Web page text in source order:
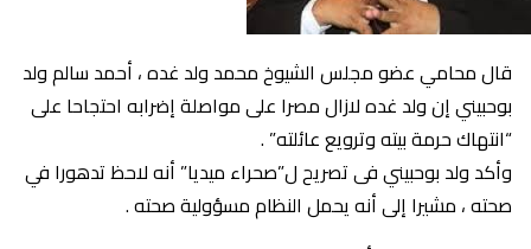
قال محامي عضو مجلس الشيوخ محمد ولد غده ، أحمد سالم ولد
بوحبيني إن ولد غده لازال مصرا على مواصلة إضرابه احتجاحا على
“انتهاك حرمة بيته وترويع عائلته” .
وأكد ولد بوحبيني فى تصريح ل”صحراء ميديا” أنه لاحظ تدهورا في
صحته ، مشيرا إلى أنه يحمل النظام مسؤولية صحته .